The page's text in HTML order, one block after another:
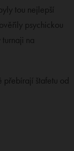
tou nejlepší
psychickou
na
přebírají štafetu od